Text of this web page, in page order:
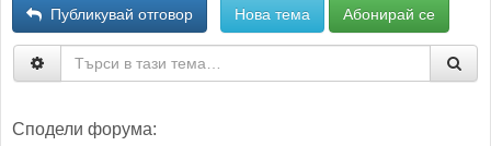
Публикувай отговор Нова тема Абонирай се
Сподели форума: